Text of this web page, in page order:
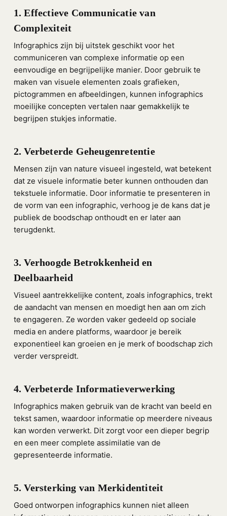
1. Effectieve Communicatie van
Complexiteit
Infographics zijn bij uitstek geschikt voor het
communiceren van complexe informatie op een
eenvoudige en begrijpelijke manier. Door gebruik te
maken van visuele elementen zoals grafieken,
pictogrammen en afbeeldingen, kunnen infographics
moeilijke concepten vertalen naar gemakkelijk te
begrijpen stukjes informatie.
2. Verbeterde Geheugenretentie
Mensen zijn van nature visueel ingesteld, wat betekent
dat ze visuele informatie beter kunnen onthouden dan
tekstuele informatie. Door informatie te presenteren in
de vorm van een infographic, verhoog je de kans dat je
publiek de boodschap onthoudt en er later aan
terugdenkt.
3. Verhoogde Betrokkenheid en
Deelbaarheid
Visueel aantrekkelijke content, zoals infographics, trekt
de aandacht van mensen en moedigt hen aan om zich
te engageren. Ze worden vaker gedeeld op sociale
media en andere platforms, waardoor je bereik
exponentieel kan groeien en je merk of boodschap zich
verder verspreidt.
4. Verbeterde Informatieverwerking
Infographics maken gebruik van de kracht van beeld en
tekst samen, waardoor informatie op meerdere niveaus
kan worden verwerkt. Dit zorgt voor een dieper begrip
en een meer complete assimilatie van de
gepresenteerde informatie.
5. Versterking van Merkidentiteit
Goed ontworpen infographics kunnen niet alleen